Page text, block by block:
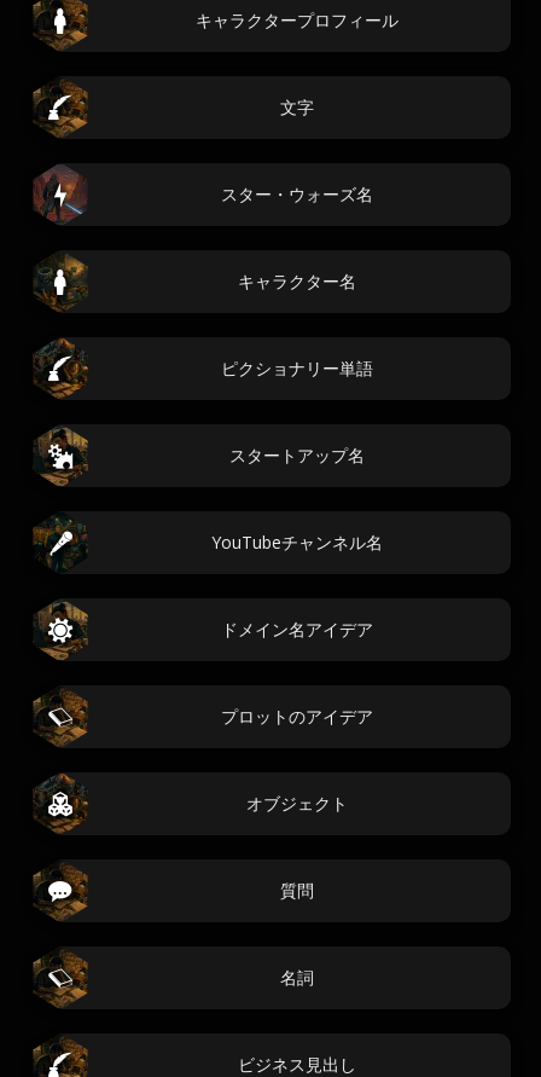
キャラクタープロフィール
文字
スター・ウォーズ名
キャラクター名
ピクショナリー単語
スタートアップ名
YouTubeチャンネル名
ドメイン名アイデア
プロットのアイデア
オブジェクト
質問
名詞
ビジネス見出し